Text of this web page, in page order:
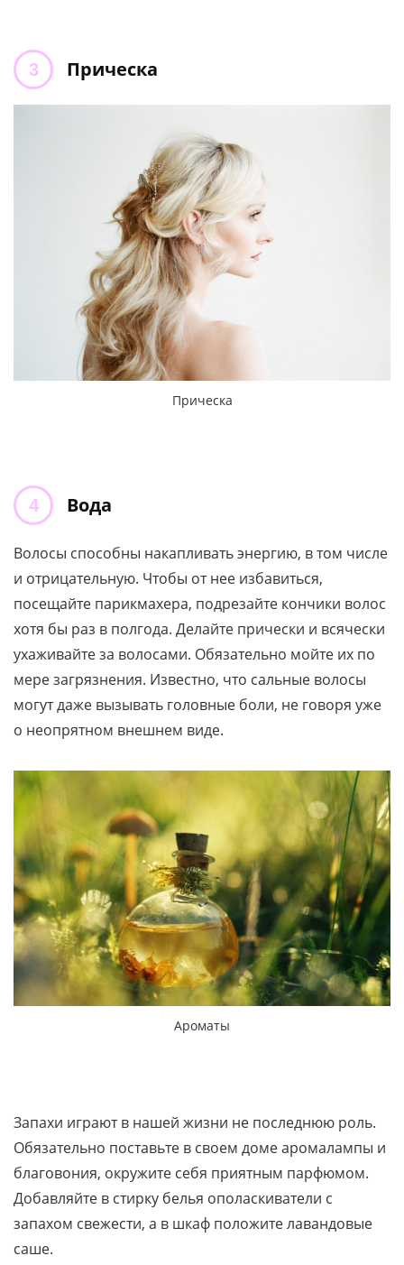
Прическа
Прическа
Вода
Волосы способны накапливать энергию, в том числе
и отрицательную. Чтобы от нее избавиться,
посещайте парикмахера, подрезайте кончики волос
хотя бы раз в полгода. Делайте прически и всячески
ухаживайте за волосами. Обязательно мойте их по
мере загрязнения. Известно, что сальные волосы
могут даже вызывать головные боли, не говоря уже
о неопрятном внешнем виде.
Ароматы
Запахи играют в нашей жизни не последнюю роль.
Обязательно поставьте в своем доме аромалампы и
благовония, окружите себя приятным парфюмом.
Добавляйте в стирку белья ополаскиватели с
запахом свежести, а в шкаф положите лавандовые
саше.